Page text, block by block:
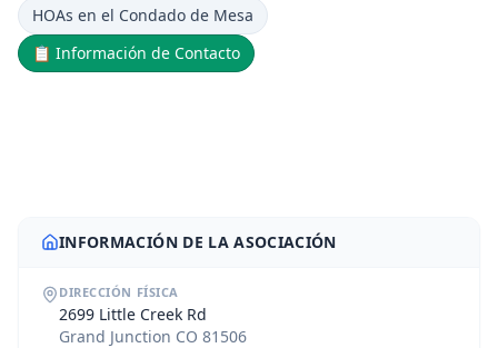
HOAs en el Condado de Mesa
📋 Información de Contacto
INFORMACIÓN DE LA ASOCIACIÓN
DIRECCIÓN FÍSICA
2699 Little Creek Rd
Grand Junction CO 81506